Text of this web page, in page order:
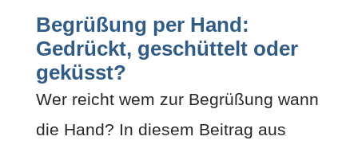
Begrüßung per Hand:
Gedrückt, geschüttelt oder
geküsst?
Wer reicht wem zur Begrüßung wann
die Hand? In diesem Beitrag aus